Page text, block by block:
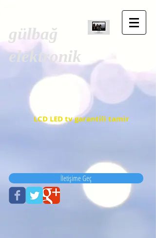
gülbağ
elektronik
LCD LED tv garantili tamir
İletişime Geç